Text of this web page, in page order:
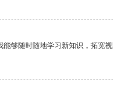
够随时随地学习新知识，拓宽